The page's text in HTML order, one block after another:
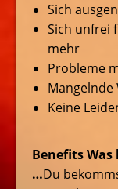
Sich
Sich unfrei
mehr
Probleme
Keine
Benefits Was
…Du